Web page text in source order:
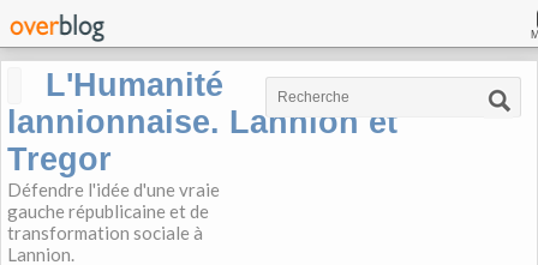
L'Humanité
lannionnaise. Lannion et
Tregor
Défendre l'idée d'une vraie
gauche républicaine et de
transformation sociale à
Lannion.